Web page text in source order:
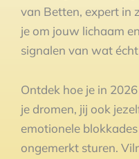
van Betten, expert in
je om jouw lichaam
signalen van wat
Ontdek hoe je in
je dromen, jij ook
emotionele
ongemerkt sturen.